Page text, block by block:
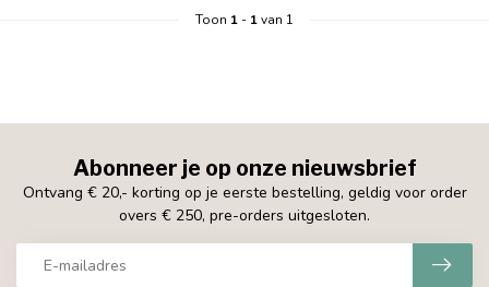
Toon 1- 1van 1
Abonneer je op onze nieuwsbrief
Ontvang € 20,- korting op je eerste bestelling, geldig voor order
overs € 250, pre-orders uitgesloten.